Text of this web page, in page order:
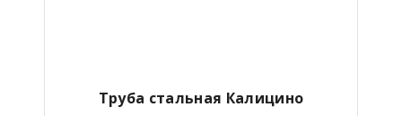
Труба стальная Калицино